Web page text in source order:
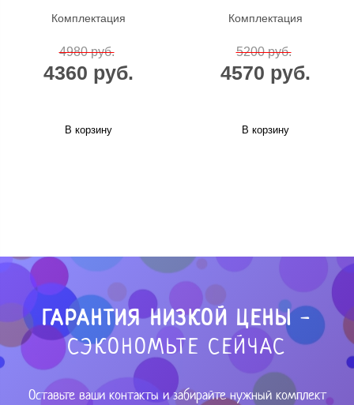
Комплектация
4980 руб.
4360 руб.
В корзину
Комплектация
5200 руб.
4570 руб.
В корзину
ГАРАНТИЯ НИЗКОЙ ЦЕНЫ-
СЭКОНОМЬТЕ СЕЙЧАС
Оставьте ваши контакты и забирайте нужный комплект